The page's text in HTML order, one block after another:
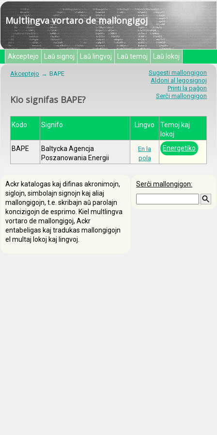
Multlingva vortaro de mallongigoj
Akceptejo Laŭ signoj Laŭ lingvoj Laŭ temoj Laŭ lokoj
Sugesti mallongigon
Aldoni al legosignoj
Printi la paĝon
Serĉi mallongigon
Akceptejo BAPE
Kio signifas BAPE?
Kodo Signifo Lingvo
Temoj kaj
lokoj
BAPE
Baltycka Agencja
Poszanowania Energii
En la
pola
Energetiko
Serĉi mallongigon:
Ackr katalogas kaj difinas akronimojn,
siglojn, simbolajn signojn kaj aliaj
mallongigojn, t.e. skribajn aŭ parolajn
koncizigojn de esprimo. Kiel multlingva
vortaro de mallongigoj, Ackr
entabeligas kaj tradukas mallongigojn
el multaj lokoj kaj lingvoj.